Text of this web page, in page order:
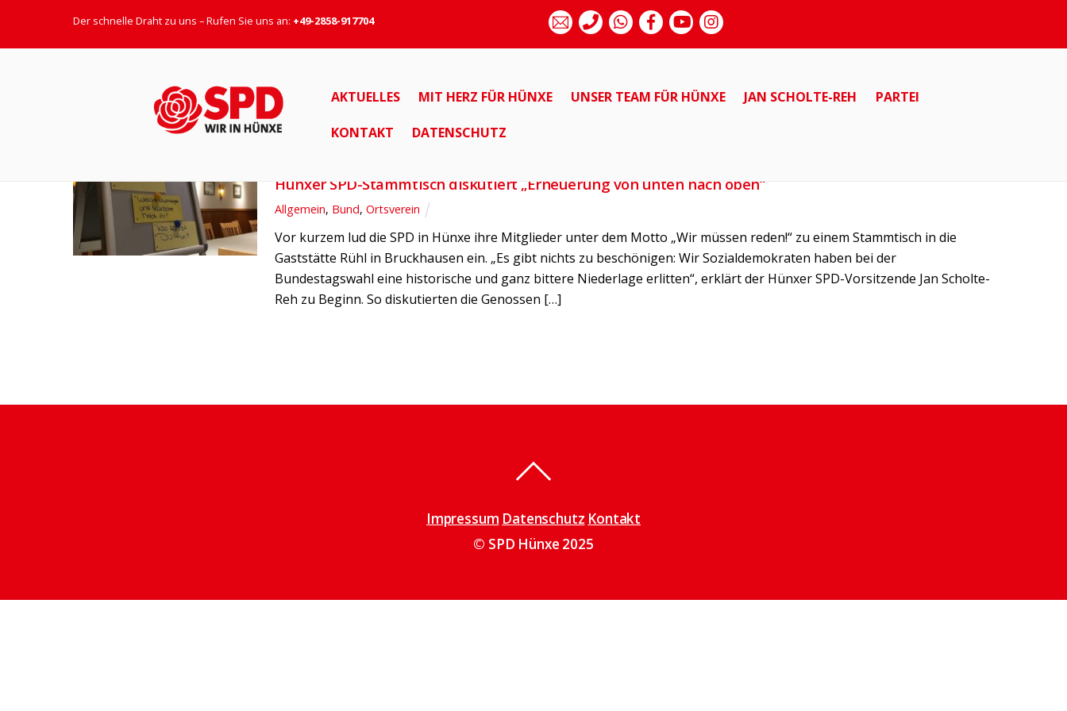
Der schnelle Draht zu uns – Rufen Sie uns an: +49-2858-917704
AKTUELLES MIT HERZ FÜR HÜNXE UNSER TEAM FÜR HÜNXE JAN SCHOLTE-REH PARTEI
KONTAKT DATENSCHUTZ
Hünxer SPD-Stammtisch diskutiert „Erneuerung von unten nach oben“
Allgemein, Bund,Ortsverein
Vor kurzem lud die SPD in Hünxe ihre Mitglieder unter dem Motto „Wir müssen reden!“ zu einem Stammtisch in die
Gaststätte Rühl in Bruckhausen ein. „Es gibt nichts zu beschönigen: Wir Sozialdemokraten haben bei der
Bundestagswahl eine historische und ganz bittere Niederlage erlitten“, erklärt der Hünxer SPD-Vorsitzende Jan Scholte-
Reh zu Beginn. So diskutierten die Genossen […]
Impressum Datenschutz Kontakt
© SPD Hünxe 2025